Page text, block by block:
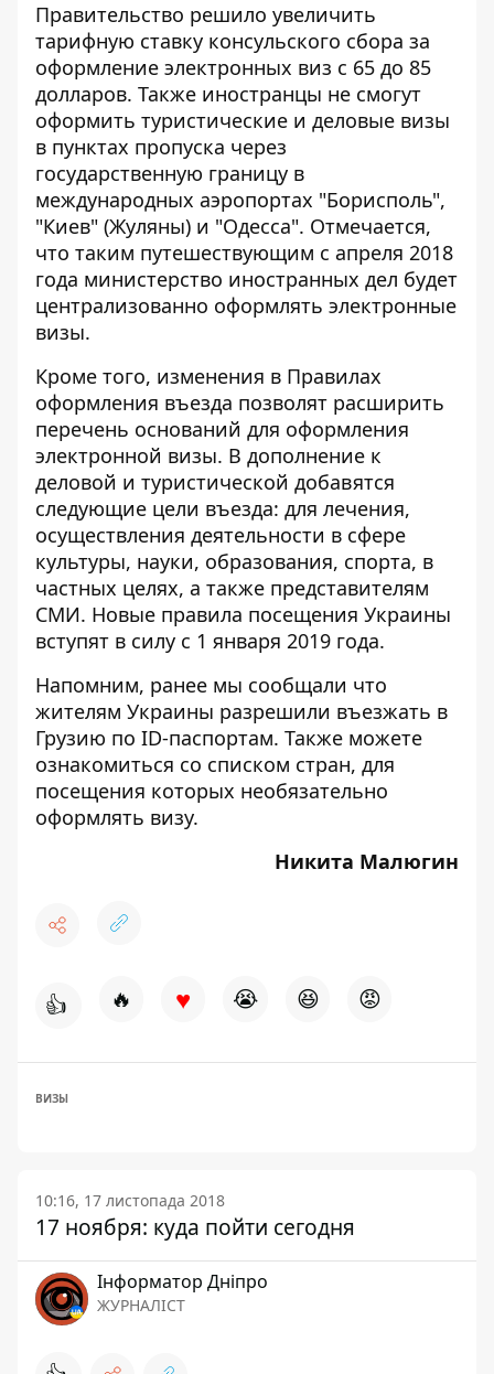
Правительство решило увеличить
тарифную ставку консульского сбора за
оформление электронных виз с 65 до 85
долларов. Также иностранцы не смогут
оформить туристические и деловые визы
в пунктах пропуска через
государственную границу в
международных аэропортах "Борисполь",
"Киев" (Жуляны) и "Одесса". Отмечается,
что таким путешествующим с апреля 2018
года министерство иностранных дел будет
централизованно оформлять электронные
визы.
Кроме того, изменения в Правилах
оформления въезда позволят расширить
перечень оснований для оформления
электронной визы. В дополнение к
деловой и туристической добавятся
следующие цели въезда: для лечения,
осуществления деятельности в сфере
культуры, науки, образования, спорта, в
частных целях, а также представителям
СМИ. Новые правила посещения Украины
вступят в силу с 1 января 2019 года.
Напомним, ранее мы сообщали что
жителям Украины разрешили въезжать в
Грузию по ID-паспортам. Также можете
ознакомиться со списком стран, для
посещения которых необязательно
оформлять визу.
Никита Малюгин
👍 🔥 ♥ 😭 😆 😡
ВИЗЫ
10:16, 17 листопада 2018
17 ноября: куда пойти сегодня
Інформатор Дніпро
ЖУРНАЛІСТ